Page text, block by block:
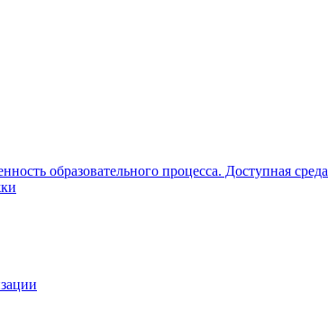
образовательного процесса. Доступная среда